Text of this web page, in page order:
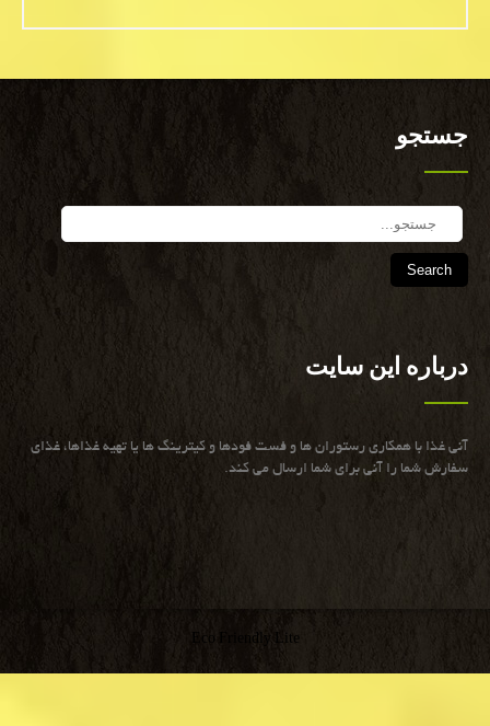
جستجو
درباره این سایت
آنی غذا با همكاری رستوران ها و فست فودها و كیترینگ ها یا تهیه غذاها، غذای
سفارش شما را آنی برای شما ارسال می كند.
Eco Friendly Lite